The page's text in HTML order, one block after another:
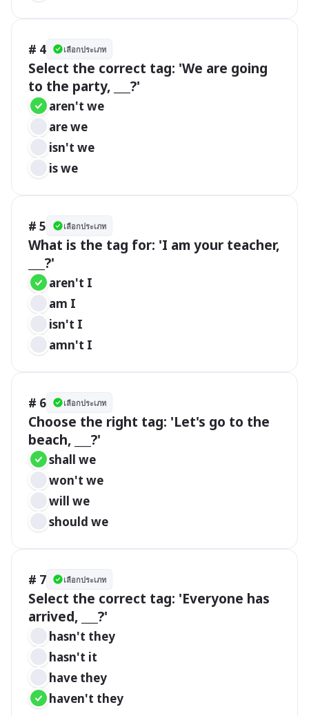
# 4 เลือกประเภท
Select the correct tag: 'We are going
to the party, ___?'
aren't we
are we
isn't we
is we
# 5 เลือกประเภท
What is the tag for: 'I am your teacher,
___?'
aren't I
am I
isn't I
amn't I
# 6 เลือกประเภท
Choose the right tag: 'Let's go to the
beach, ___?'
shall we
won't we
will we
should we
# 7 เลือกประเภท
Select the correct tag: 'Everyone has
arrived, ___?'
hasn't they
hasn't it
have they
haven't they